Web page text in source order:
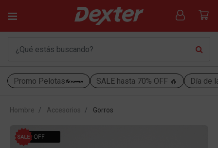
Promo Pelotas SALE hasta 70% OFF 🔥 Día de
Hombre Accesorios Gorros
30% OFF